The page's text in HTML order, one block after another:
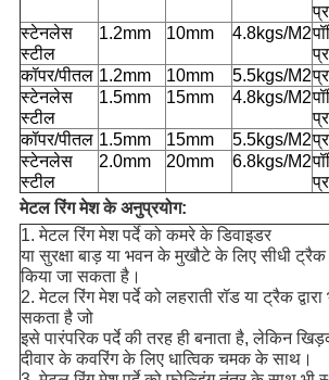
स्टेनलेस
स्टील
1.2mm 10mm 4.8kgs/M2
कॉपर/पीतल 1.2mm 10mm 5.5kgs/M2
स्टेनलेस
स्टील
1.5mm 15mm 4.8kgs/M2
कॉपर/पीतल 1.5mm 15mm 5.5kgs/M2
स्टेनलेस
स्टील
2.0mm 20mm 6.8kgs/M2
मेटल रिंग मेश के अनुप्रयोग:
1. मेटल रिंग मेश पर्दे को कमरे के डिवाइडर
या सुरक्षा बाड़ या भवन के मुखौटे के लिए सीधी ट्रैक
किया जा सकता है।
2. मेटल रिंग मेश पर्दे को लहराती रॉड या ट्रैक
सकता है जो
इसे पारंपरिक पर्दे की तरह ही बनाता है, लेकिन
दीवार के कवरिंग के लिए धात्विक चमक के साथ।